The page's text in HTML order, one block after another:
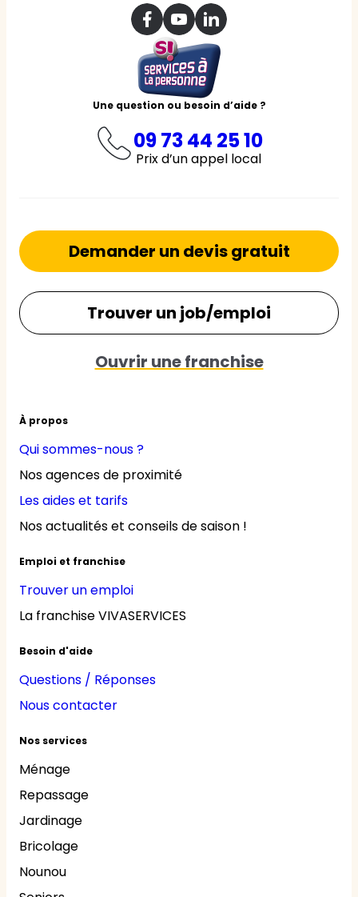
Une question ou besoin d’aide ?
09 73 44 25 10
Prix d’un appel local
À propos
Qui sommes-nous ?
Nos agences de proximité
Les aides et tarifs
Nos actualités et conseils de saison !
Emploi et franchise
Trouver un emploi
La franchise VIVASERVICES
Besoin d'aide
Questions / Réponses
Nous contacter
Nos services
Ménage
Repassage
Jardinage
Bricolage
Nounou
Demander un devis gratuit
Trouver un job/emploi
Ouvrir une franchise